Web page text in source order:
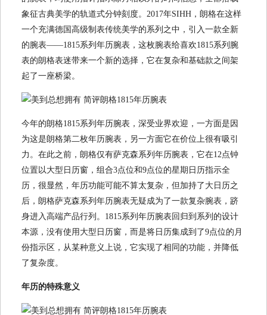
象征古典美学的轨道式分钟刻度。2017年SIHH，朗格在这样
一个充满德国高级制表传统美学的系列之中，引入一款全新
的腕表——1815系列年历腕表，这枚腕表给喜欢1815系列腕
表的朗格表迷带来一个新的选择，它在复杂和基础款之间架
起了一座桥梁。
今年的朗格1815系列年历腕表，深受业界欢迎，一方面是因
为这是朗格第二枚年历腕表，另一方面它在价位上很有吸引
力。在此之前，朗格仅有萨克森系列年历腕表，它在12点钟
位置以大型日历窗，组合3点位和9点位的星期日历指示全
历，很显然，年历功能可能不算太复杂，但加持了大日历之
后，朗格萨克森系列年历腕表无疑成为了一款复杂腕表，跻
身进入高端产品行列。1815系列年历腕表回归到系列的设计
本源，没有使用大型日历窗，而是将日历集成到了9点位的月
份指示区，从某种意义上说，它实现了相同的功能，并降低
了复杂度。
年历的特殊意义